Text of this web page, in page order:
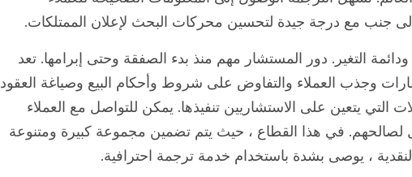
إلى جنب مع درجة جيدة لتحسين محركات البحث لإعلان الممتلكات.
ودائمة التغير. دور المستشار مهم منذ بدء الصفقة وحتى إبرامها. تعد
وجذب العملاء والتفاوض على شروط وأحكام البيع وصياغة العقود
التي يتعين على الاستشاريين تنفيذها. يمكن للتواصل مع العملاء
لصالحهم. في هذا القطاع ، حيث يتم تضمين مجموعة كبيرة ومتنوعة
، يوصى بشدة باستخدام خدمة ترجمة احترافية.